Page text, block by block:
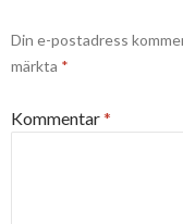
Din e-postadress
märkta *
Kommentar*